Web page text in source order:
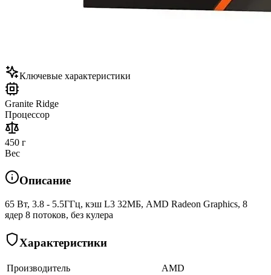
Ключевые характеристики
Granite Ridge
Процессор
450 г
Вес
Описание
65 Вт, 3.8 - 5.5ГГц, кэш L3 32МБ, AMD Radeon Graphics, 8
ядер 8 потоков, без кулера
Характеристики
Производитель
AMD